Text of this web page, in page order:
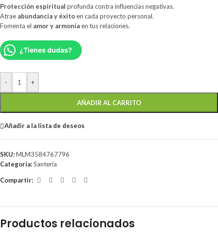
Protección espiritual profunda contra influencias negativas.
Atrae abundancia y éxitoen cada proyecto personal.
Fomenta el amor y armoníaen tus relaciones.
¿Tienes dudas?
- +
AÑADIR AL CARRITO
Añadir a la lista de deseos
SKU:MLM3584767796
Categoría:Santería
Compartir:
Productos relacionados